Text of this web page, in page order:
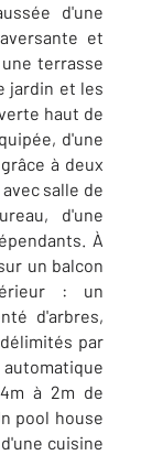
d'une
et
terrasse
jardin et les
haut de
d'une
à deux
salle de
d'une
À
un balcon
: un
d'arbres,
par
automatique
à 2m de
pool house
cuisine